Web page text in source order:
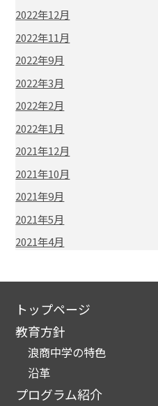
2022年12月
2022年11月
2022年9月
2022年3月
2022年2月
2022年1月
2021年12月
2021年10月
2021年9月
2021年5月
2021年4月
トップページ
教育方針
浪商中学の特色
沿革
プログラム紹介